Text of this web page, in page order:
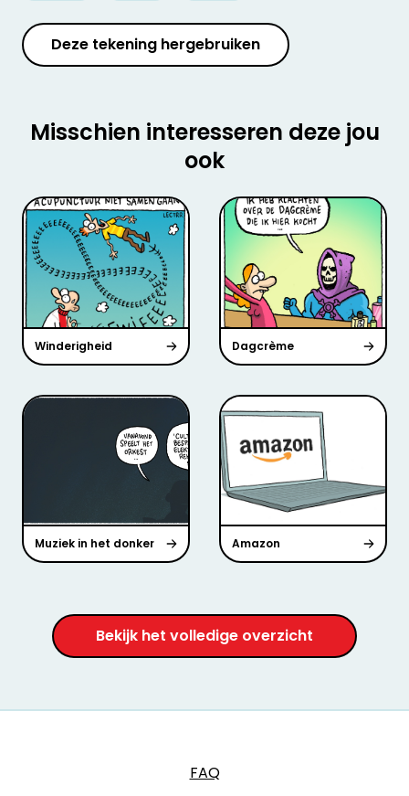
Deze tekening hergebruiken
Misschien interesseren deze jou
ook
Winderigheid Dagcrème
Muziek in het donker Amazon
Bekijk het volledige overzicht
FAQ